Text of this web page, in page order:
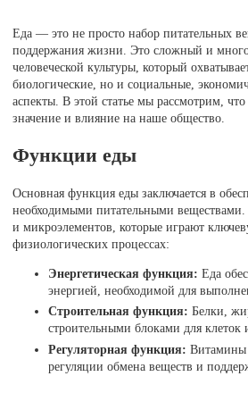
Еда — это не просто набор питательных
поддержания жизни. Это сложный и
человеческой культуры, который
биологические, но и социальные,
аспекты. В этой статье мы рассмотрим, что
значение и влияние на наше общество.
Функции еды
Основная функция еды заключается в
необходимыми питательными
и микроэлементов, которые играют
физиологических процессах:
Энергетическая функция: Еда
энергией, необходимой для
Строительная функция: Белки,
строительными блоками для клеток
Регуляторная функция: Витамины
регуляции обмена веществ и